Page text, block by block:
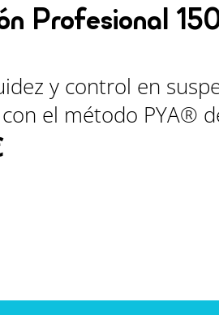
Profesional
y control en
el método PYA®